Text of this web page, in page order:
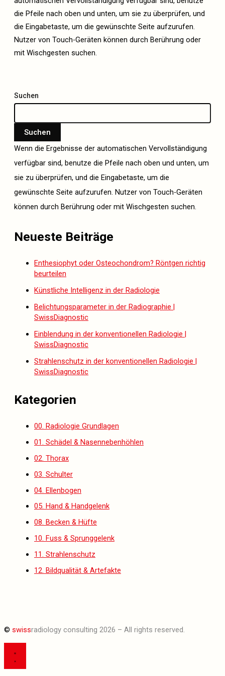
die Pfeile nach oben und unten, um sie zu überprüfen, und
die Eingabetaste, um die gewünschte Seite aufzurufen.
Nutzer von Touch-Geräten können durch Berührung oder
mit Wischgesten suchen.
Suchen
Suchen
Wenn die Ergebnisse der automatischen Vervollständigung
verfügbar sind, benutze die Pfeile nach oben und unten, um
sie zu überprüfen, und die Eingabetaste, um die
gewünschte Seite aufzurufen. Nutzer von Touch-Geräten
können durch Berührung oder mit Wischgesten suchen.
Neueste Beiträge
Enthesiophyt oder Osteochondrom? Röntgen richtig
beurteilen
Künstliche Intelligenz in der Radiologie
Belichtungsparameter in der Radiographie |
SwissDiagnostic
Einblendung in der konventionellen Radiologie |
SwissDiagnostic
Strahlenschutz in der konventionellen Radiologie |
SwissDiagnostic
Kategorien
00. Radiologie Grundlagen
01. Schädel & Nasennebenhöhlen
02. Thorax
03. Schulter
04. Ellenbogen
05. Hand & Handgelenk
08. Becken & Hüfte
10. Fuss & Sprunggelenk
11. Strahlenschutz
12. Bildqualität & Artefakte
© swissradiology consulting 2026 – All rights reserved.